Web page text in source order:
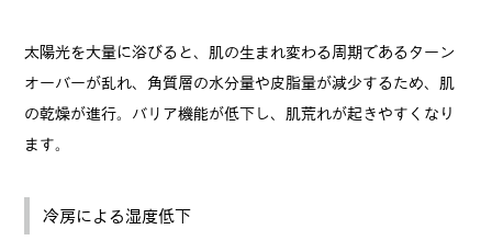
太陽光を大量に浴びると、肌の生まれ変わる周期であるターン
オーバーが乱れ、角質層の水分量や皮脂量が減少するため、肌
の乾燥が進行。バリア機能が低下し、肌荒れが起きやすくなり
ます。
冷房による湿度低下